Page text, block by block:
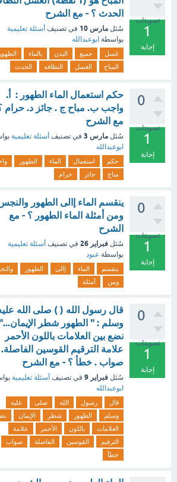
تصويتات
1
إجابة
الحدث ؟ - مع الشرح
سُئل مارس 10 في تصنيف أسئلة تعليمية
بواسطة ابوعبدالله
غسل جميع البدن بالماء
الطهور
المباح
الغسل النظافه الحدث
0
تصويتات
1
إجابة
حكم استعمال الماء الطهور : أ.
واجب ب. مباح ج . جائز د. حرام
مع الشرح
سُئل مارس 3 في تصنيف أسئلة تعليمية
ابوعبدالله
حكم استعمال الماء الطهور
مباح
جائز حرام
0
تصويتات
1
إجابة
ينقسم الماء إالى الطهور
ومن أمثلة الماء الطهور ؟ - مع
الشرح
سُئل فبراير 26 في تصنيف أسئلة تعليمية
بواسطة عبود
ينقسم الماء إالى الطهور
ومن
أمثلة
0
تصويتات
1
إجابة
قال رسول الله ( ) صلى الله
وسلم : " الطهور شطر
نضع بين العلامات باللون الأحمر
علامة الترقيم القوسين الفاصلة.
صواب . خطأ ؟ - مع الشرح
سُئل فبراير 9 في تصنيف أسئلة تعليمية
ابوعبدالله
قال رسول الله صلى
عليه
وسلم
الطهور شطر الإيمان
العلامات
باللون الأحمر
علامة
الترقيم
القوسين الفاصلة
صواب
خطأ